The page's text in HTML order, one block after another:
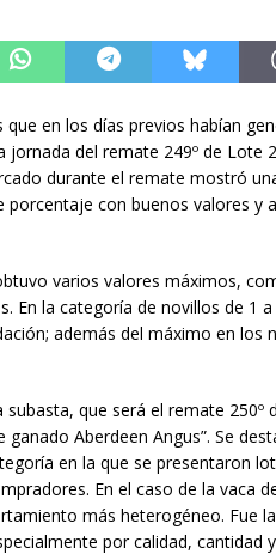
en los días previos habían
del remate 249º de Lote
durante el remate mostró
con buenos valores y
varios valores máximos,
En la categoría de novillos de 1 a
además del máximo en los
que será el remate 250º
Aberdeen Angus”. Se
en la que se presentaron
En el caso de la vaca
más heterogéneo. Fue la
por calidad, cantidad y